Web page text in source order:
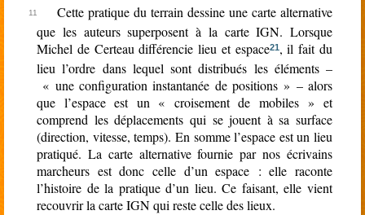
Cette pratique du terrain dessine une carte alternative
que les auteurs superposent à la carte IGN. Lorsque
Michel de Certeau différencie lieu et espace21, il fait du
lieu l’ordre dans lequel sont distribués les éléments –
« une configuration instantanée de positions » – alors
que l’espace est un « croisement de mobiles » et
comprend les déplacements qui se jouent à sa surface
(direction, vitesse, temps). En somme l’espace est un lieu
pratiqué. La carte alternative fournie par nos écrivains
marcheurs est donc celle d’un espace : elle raconte
l’histoire de la pratique d’un lieu. Ce faisant, elle vient
recouvrir la carte IGN qui reste celle des lieux.